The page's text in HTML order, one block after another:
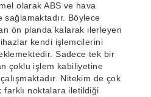
olarak ABS ve hava
sağlamaktadır. Böylece
ön planda kalarak ilerleyen
kendi işlemcilerini
Sadece tek bir
çoklu işlem kabiliyetine
Nitekim de çok
farklı noktalara iletildiği